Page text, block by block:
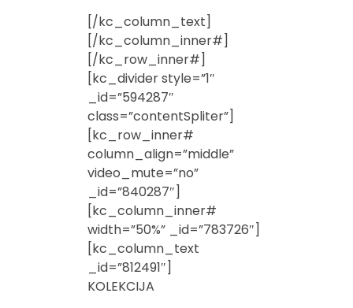
[/kc_column_text]
[/kc_column_inner#]
[/kc_row_inner#]
[kc_divider style=”1″
_id=”594287″
class=”contentSpliter”]
[kc_row_inner#
column_align=”middle”
video_mute=”no”
_id=”840287″]
[kc_column_inner#
width=”50%” _id=”783726″]
[kc_column_text
_id=”812491″]
KOLEKCIJA